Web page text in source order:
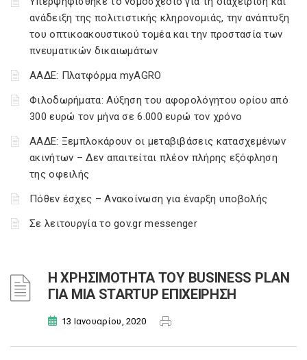
ανάδειξη της πολιτιστικής κληρονομιάς, την ανάπτυξη
του οπτικοακουστικού τομέα και την προστασία των
πνευματικών δικαιωμάτων
ΑΑΔΕ: Πλατφόρμα myAGRO
Φιλοδωρήματα: Αύξηση του αφορολόγητου ορίου από
300 ευρώ τον μήνα σε 6.000 ευρώ τον χρόνο
ΑΑΔΕ: Ξεμπλοκάρουν οι μεταβιβάσεις κατασχεμένων
ακινήτων – Δεν απαιτείται πλέον πλήρης εξόφληση
της οφειλής
Πόθεν έσχες – Ανακοίνωση για έναρξη υποβολής
Σε λειτουργία το gov.gr messenger
Η ΧΡΗΣΙΜΟΤΗΤΑ ΤΟΥ BUSINESS PLAN
ΓΙΑ ΜΙΑ STARTUP ΕΠΙΧΕΙΡΗΣΗ
13 Ιανουαρίου, 2020